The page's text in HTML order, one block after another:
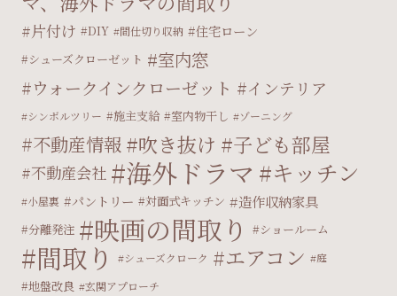
片付け DIY 間仕切り収納 住宅ローン
シューズクローゼット 室内窓
ウォークインクローゼット インテリア
シンボルツリー 施主支給 室内物干し ゾーニング
不動産情報 吹き抜け 子ども部屋
不動産会社 海外ドラマ キッチン
小屋裏 パントリー 対面式キッチン 造作収納家具
分離発注 映画の間取り ショールーム
間取り シューズクローク エアコン 庭
地盤改良 玄関アプローチ